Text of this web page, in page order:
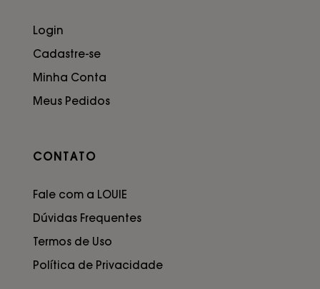
Login
Cadastre-se
Minha Conta
Meus Pedidos
CONTATO
Fale com a LOUIE
Dúvidas Frequentes
Termos de Uso
Política de Privacidade